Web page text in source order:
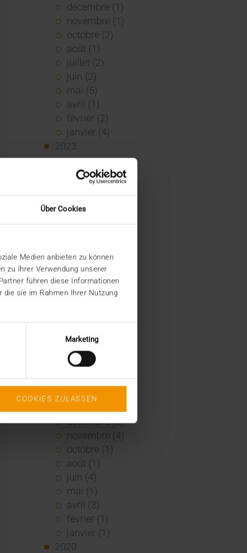
Über Cookies
Medien anbieten zu können
zu Ihrer Verwendung unserer
führen diese Informationen
sie im Rahmen Ihrer Nutzung
Marketing
COOKIES ZULASSEN
décembre (1)
novembre (1)
octobre (2)
août (1)
juillet (2)
juin (2)
mai (5)
avril (1)
février (2)
janvier (4)
2023
novembre (5)
août (1)
mars (1)
février (1)
janvier (2)
décembre (2)
novembre (1)
juin (1)
mai (5)
février (1)
janvier (3)
2021
décembre (2)
novembre (4)
octobre (1)
août (1)
juin (4)
mai (1)
avril (3)
février (1)
janvier (1)
2020